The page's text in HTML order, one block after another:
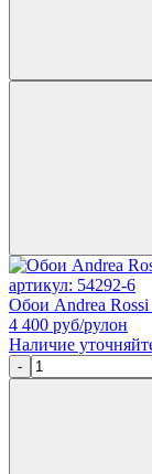
артикул: 54292-6
Обои Andrea Rossi
4 400 руб/рулон
Наличие
-